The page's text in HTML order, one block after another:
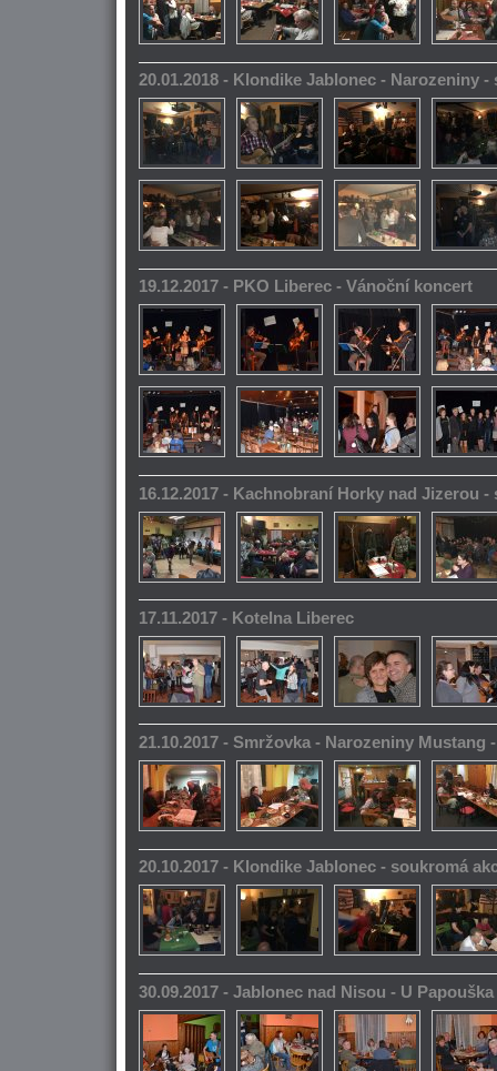
20.01.2018 - Klondike Jablonec - Narozeniny -
19.12.2017 - PKO Liberec - Vánoční koncert
16.12.2017 - Kachnobraní Horky nad Jizerou -
17.11.2017 - Kotelna Liberec
21.10.2017 - Smržovka - Narozeniny Mustang
20.10.2017 - Klondike Jablonec - soukromá
30.09.2017 - Jablonec nad Nisou - U